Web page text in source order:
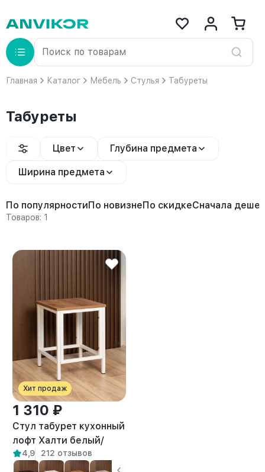
Главная Каталог Мебель Стулья Табуреты
Табуреты
Цвет Глубина предмета
Ширина предмета
По популярностиПо новизнеПо скидкеСначала
Товаров: 1
Хит продаж
1 310 ₽
Стул табурет кухонный
лофт Халти белый/
амаретто
4,9 212 отзывов